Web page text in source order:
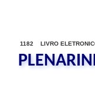
1182 LIVRO